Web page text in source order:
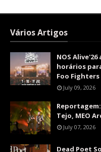
Vários Artigos
NOS
horários
Foo
July 09, 2026
Reportagem:
Tejo, MEO
July 07, 2026
Dead Poet